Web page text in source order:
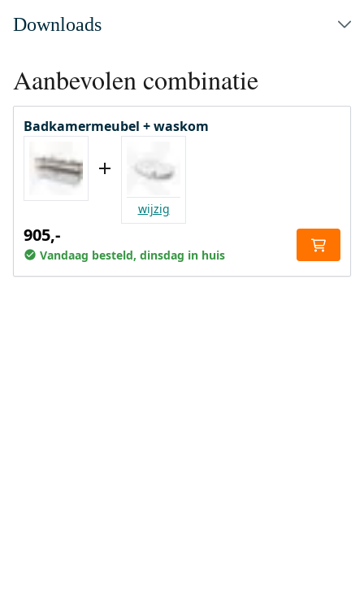
Downloads
Aanbevolen combinatie
Badkamermeubel + waskom
wijzig
905,-
Vandaag besteld, dinsdag in huis